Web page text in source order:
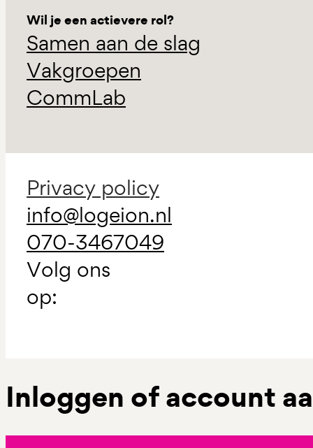
Wil je een actievere rol?
Samen aan de slag
Vakgroepen
CommLab
Privacy policy
info@logeion.nl
070-3467049
Volg ons
op:
Inloggen of account